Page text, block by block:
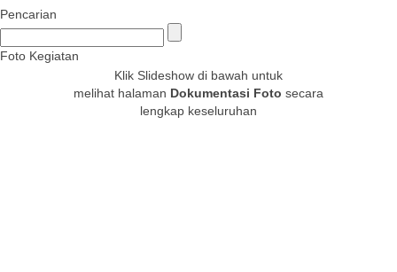
Pencarian
Foto Kegiatan
Klik Slideshow di bawah untuk
melihat halaman Dokumentasi Foto secara
lengkap keseluruhan